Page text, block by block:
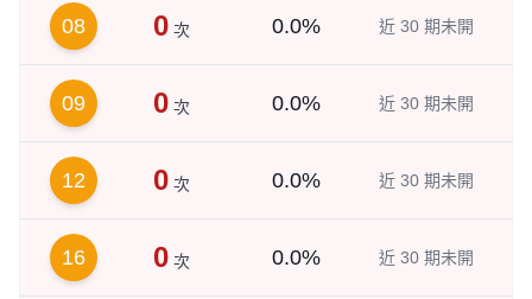
08 0 次 0.0% 近 30 期未開
09 0 次 0.0% 近 30 期未開
12 0 次 0.0% 近 30 期未開
16 0 次 0.0% 近 30 期未開